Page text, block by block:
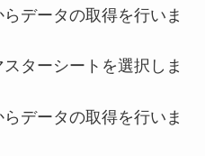
データの取得を行いま
ターシートを選択しま
データの取得を行いま